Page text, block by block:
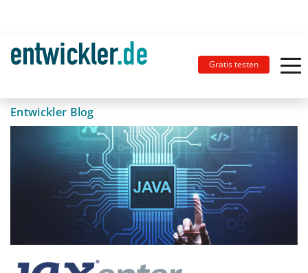
Gratis testen
Entwickler Blog